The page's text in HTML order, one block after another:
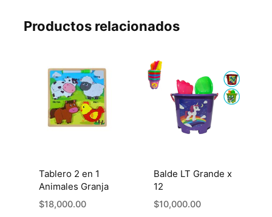
Productos relacionados
Tablero 2 en 1
Animales Granja
$18,000.00
Balde LT Grande x
12
$10,000.00